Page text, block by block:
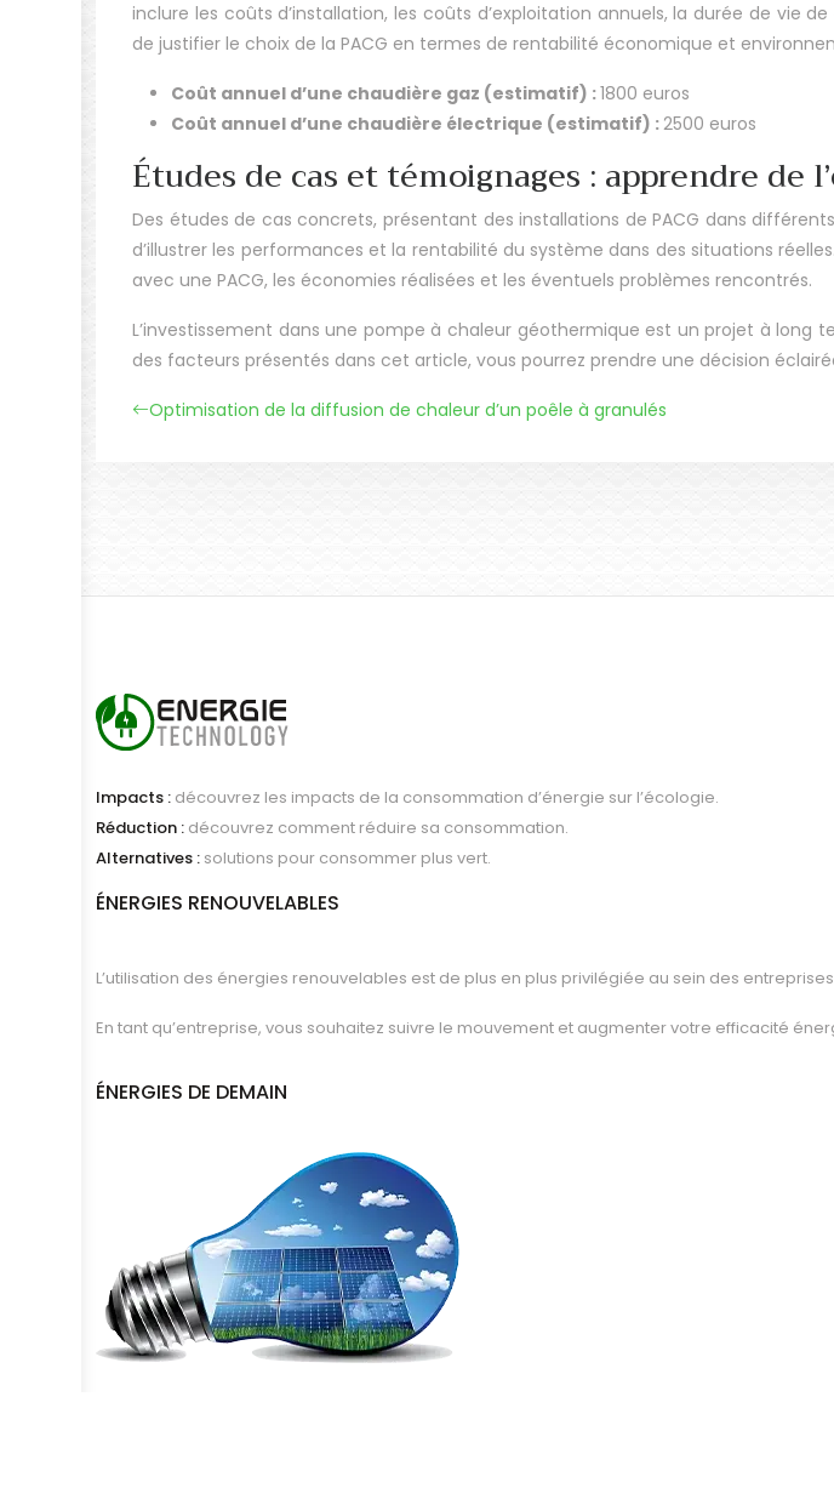
inclure les coûts d’installation, les coûts d’exploitation annuels, la durée de
de justifier le choix de la PACG en termes de rentabilité économique et
Coût annuel d’une chaudière gaz (estimatif) :1800 euros
Coût annuel d’une chaudière électrique (estimatif) :2500 euros
Études de cas et témoignages : apprendre de
Des études de cas concrets, présentant des installations de PACG dans
d’illustrer les performances et la rentabilité du système dans des situations
avec une PACG, les économies réalisées et les éventuels problèmes rencontrés.
L’investissement dans une pompe à chaleur géothermique est un projet à long
des facteurs présentés dans cet article, vous pourrez prendre une décision
Optimisation de la diffusion de chaleur d’un poêle à granulés
Impacts : découvrez les impacts de la consommation d’énergie sur l’écologie.
Réduction : découvrez comment réduire sa consommation.
Alternatives : solutions pour consommer plus vert.
ÉNERGIES RENOUVELABLES
L’utilisation des énergies renouvelables est de plus en plus privilégiée au sein des
En tant qu’entreprise, vous souhaitez suivre le mouvement et augmenter votre efficacité
ÉNERGIES DE DEMAIN